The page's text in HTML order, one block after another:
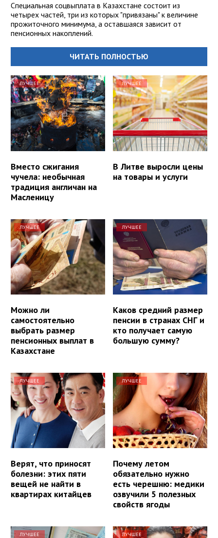
Специальная соцвыплата в Казахстане состоит из
четырех частей, три из которых "привязаны" к величине
прожиточного минимума, а оставшаяся зависит от
пенсионных накоплений.
ЧИТАТЬ ПОЛНОСТЬЮ
ЛУЧШЕЕ
Вместо сжигания
чучела: необычная
традиция англичан на
Масленицу
ЛУЧШЕЕ
В Литве выросли цены
на товары и услуги
ЛУЧШЕЕ
Можно ли
самостоятельно
выбрать размер
пенсионных выплат в
Казахстане
ЛУЧШЕЕ
Каков средний размер
пенсии в странах СНГ и
кто получает самую
большую сумму?
ЛУЧШЕЕ
Верят, что приносят
болезни: этих пяти
вещей не найти в
квартирах китайцев
ЛУЧШЕЕ
Почему летом
обязательно нужно
есть черешню: медики
озвучили 5 полезных
свойств ягоды
ЛУЧШЕЕ ЛУЧШЕЕ